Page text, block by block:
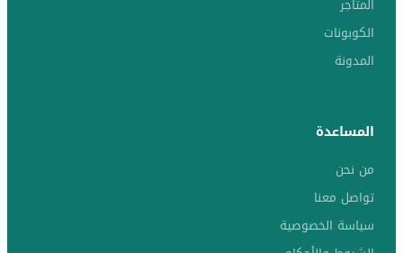
المتاجر
الكوبونات
المدونة
المساعدة
من نحن
تواصل معنا
سياسة الخصوصية